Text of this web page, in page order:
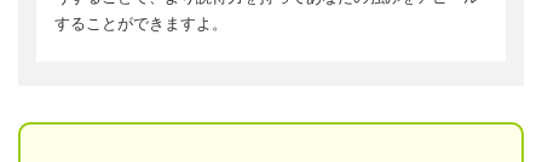
することができますよ。